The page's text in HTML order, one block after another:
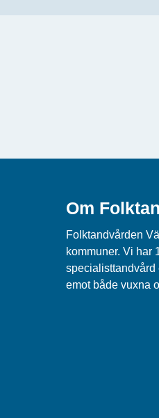
Om
Folktandvården
kommuner. Vi har
specialisttandvård
emot både vuxna